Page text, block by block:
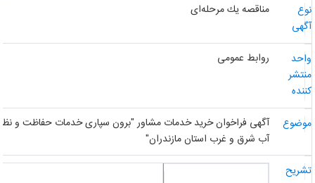
مناقصه یك مرحله‌ای
روابط عمومی
آگهی فراخوان خرید خدمات مشاور "برون سپاری خدمات حفاظت و نظارت
آب شرق و غرب استان مازندران"